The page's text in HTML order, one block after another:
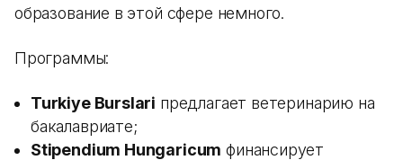
образование в этой сфере немного.
Программы:
Turkiye Burslari предлагает ветеринарию на
бакалавриате;
Stipendium Hungaricum финансирует